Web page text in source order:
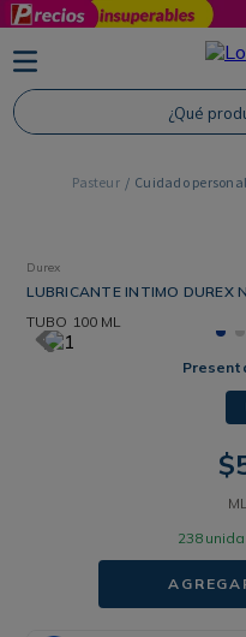
¿Qué producto buscas?
Cuidado personal
Durex
LUBRICANTE INTIMO DUREX
TUBO 100 ML
$
ML
238
TÉRMINOS MÁS BUSCADOS
1. Protector Solar
2. Shampoo
Proteina